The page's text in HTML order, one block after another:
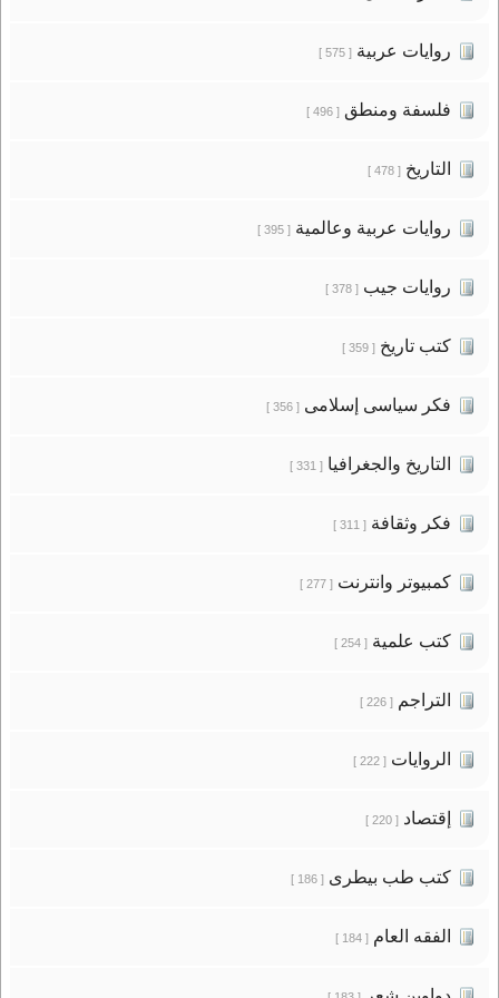
روايات عربية[ 575 ]
فلسفة ومنطق[ 496 ]
التاريخ[ 478 ]
روايات عربية وعالمية[ 395 ]
روايات جيب[ 378 ]
كتب تاريخ[ 359 ]
فكر سياسى إسلامى[ 356 ]
التاريخ والجغرافيا[ 331 ]
فكر وثقافة[ 311 ]
كمبيوتر وانترنت[ 277 ]
كتب علمية[ 254 ]
التراجم[ 226 ]
الروايات[ 222 ]
إقتصاد[ 220 ]
كتب طب بيطرى[ 186 ]
الفقه العام[ 184 ]